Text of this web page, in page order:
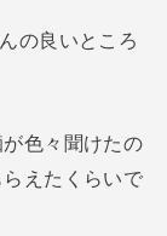
の良いところ
色々聞けたの
えたくらいで